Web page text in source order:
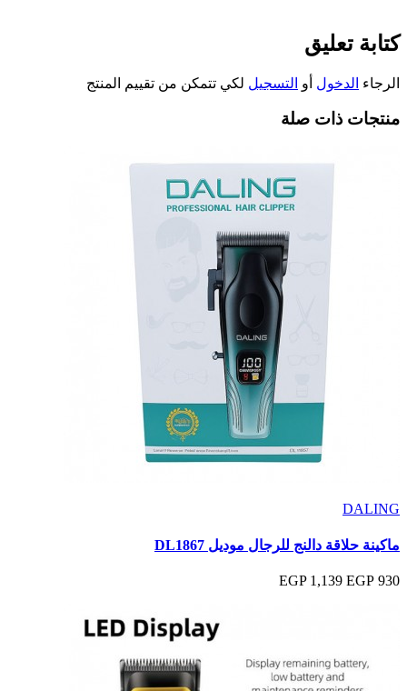
كتابة تعليق
الرجاء الدخول أو التسجيل لكي تتمكن من تقييم المنتج
منتجات ذات صلة
DALING
ماكينة حلاقة دالنج للرجال موديل DL1867
930 EGP
1,139 EGP